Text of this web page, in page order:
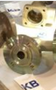
und
Aufgaben